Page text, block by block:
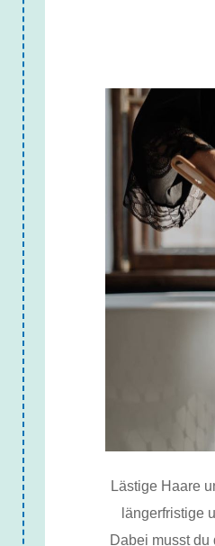
Lästige Haare
längerfristige
Dabei musst du